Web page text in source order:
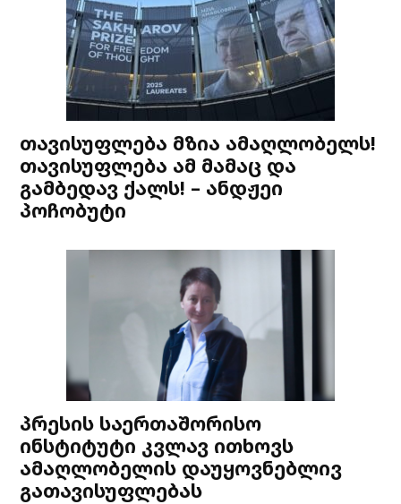
თავისუფლება მზია ამაღლობელს!
თავისუფლება ამ მამაც და
გამბედავ ქალს! – ანდჟეი
პოჩობუტი
პრესის საერთაშორისო
ინსტიტუტი კვლავ ითხოვს
ამაღლობელის დაუყოვნებლივ
გათავისუფლებას